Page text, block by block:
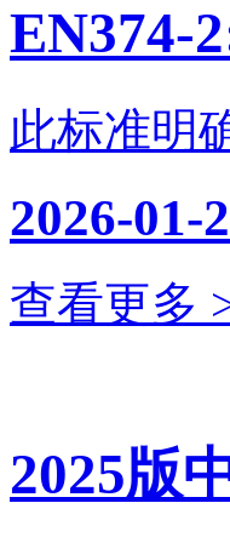
EN374-
此标准明
2026-01-
查看更多
2025版